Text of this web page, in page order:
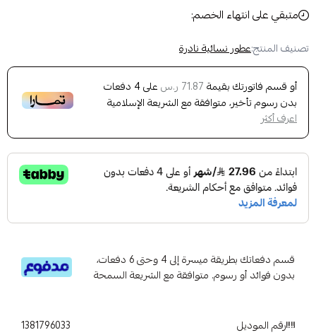
متبقي على انتهاء الخصم:
تصنيف المنتج:عطور نسائية نادرة
أو قسم فاتورتك بقيمة 71.87 ر.س على4 دفعات
بدون رسوم تأخير، متوافقة مع الشريعة الإسلامية
اعرف أكثر
قسم دفعاتك بطريقة ميسرة إلى 4 وحتى 6 دفعات،
بدون فوائد أو رسوم. متوافقة مع الشريعة السمحة
رقم الموديل 1381796033